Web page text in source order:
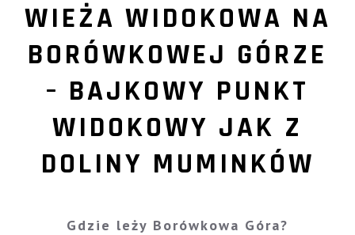
WIEŻA WIDOKOWA NA
BORÓWKOWEJ GÓRZE
– BAJKOWY PUNKT
WIDOKOWY JAK Z
DOLINY MUMINKÓW
Gdzie leży Borówkowa Góra?